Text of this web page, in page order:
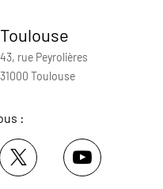
Toulouse
43, rue Peyrolières
31000 Toulouse
: